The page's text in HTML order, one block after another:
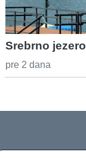
Srebrno jezero
pre 2 dana